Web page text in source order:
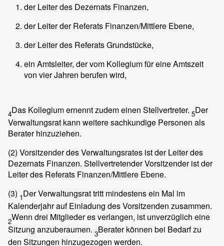
der Leiter des Dezernats Finanzen,
der Leiter der Referats Finanzen/Mittlere Ebene,
der Leiter des Referats Grundstücke,
ein Amtsleiter, der vom Kollegium für eine Amtszeit
von vier Jahren berufen wird,
4Das Kollegium ernennt zudem einen Stellvertreter. 5Der
Verwaltungsrat kann weitere sachkundige Personen als
Berater hinzuziehen.
(2) Vorsitzender des Verwaltungsrates ist der Leiter des
Dezernats Finanzen. Stellvertretender Vorsitzender ist der
Leiter des Referats Finanzen/Mittlere Ebene.
(3) 1Der Verwaltungsrat tritt mindestens ein Mal im
Kalenderjahr auf Einladung des Vorsitzenden zusammen.
2Wenn drei Mitglieder es verlangen, ist unverzüglich eine
Sitzung anzuberaumen. 3Berater können bei Bedarf zu
den Sitzungen hinzugezogen werden.